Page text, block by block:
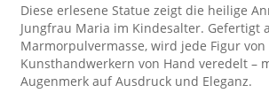
Diese erlesene Statue zeigt die heilige
Jungfrau Maria im Kindesalter. Gefertigt
Marmorpulvermasse, wird jede Figur
Kunsthandwerkern von Hand veredelt –
Augenmerk auf Ausdruck und Eleganz.